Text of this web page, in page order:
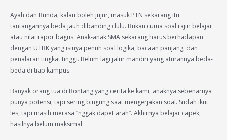
Ayah dan Bunda, kalau boleh jujur, masuk PTN sekarang itu
tantangannya beda jauh dibanding dulu. Bukan cuma soal rajin belajar
atau nilai rapor bagus. Anak-anak SMA sekarang harus berhadapan
dengan UTBK yang isinya penuh soal logika, bacaan panjang, dan
penalaran tingkat tinggi. Belum lagi jalur mandiri yang aturannya beda-
beda di tiap kampus.
Banyak orang tua di Bontang yang cerita ke kami, anaknya sebenarnya
punya potensi, tapi sering bingung saat mengerjakan soal. Sudah ikut
les, tapi masih merasa “nggak dapet arah”. Akhirnya belajar capek,
hasilnya belum maksimal.